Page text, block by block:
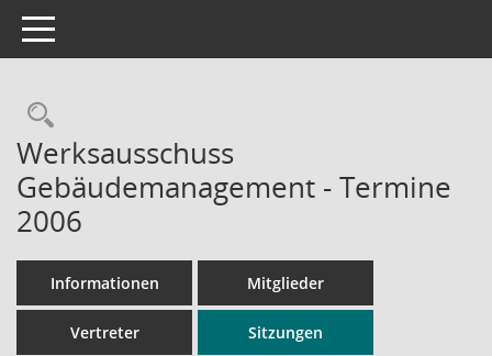
Toggle navigation
Rechercheauswahl
Werksausschuss
Gebäudemanagement - Termine
2006
Informationen Mitglieder
Vertreter Sitzungen